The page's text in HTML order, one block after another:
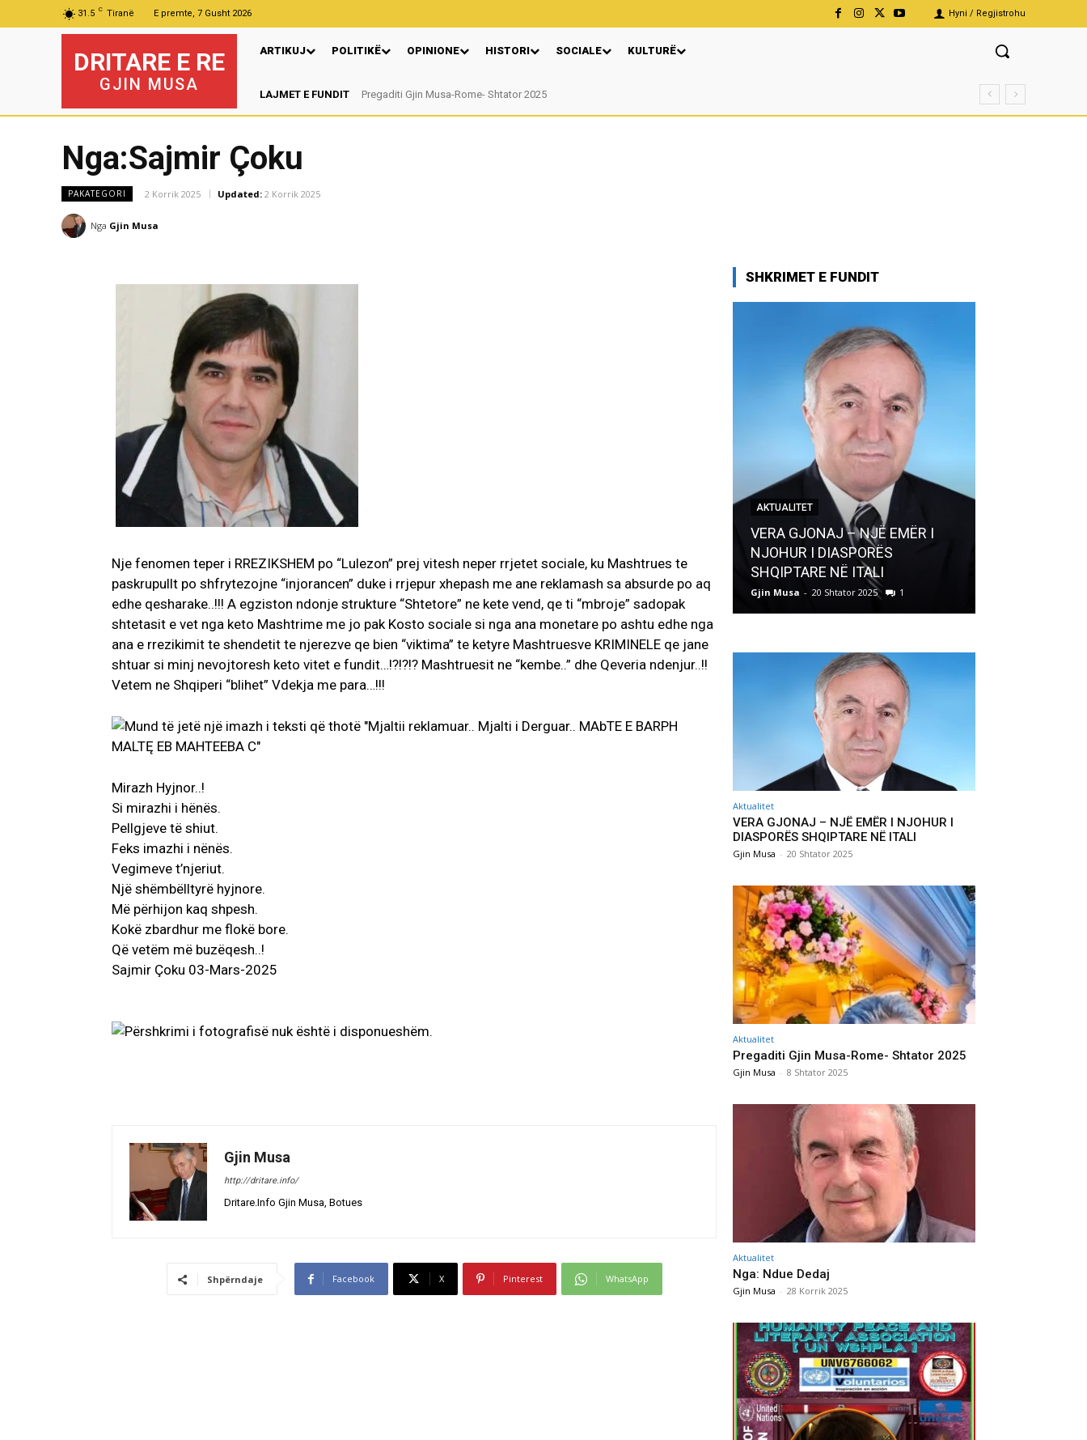
31.5 C Tiranë E premte, 7 Gusht 2026 Hyni / Regjistrohu
DRITARE E RE
GJIN MUSA
ARTIKUJ POLITIKË OPINIONE HISTORI SOCIALE KULTURË
LAJMET E FUNDIT Pregaditi Gjin Musa-Rome- Shtator 2025
Nga: Ndue Dedaj
Nga:Sajmir Çoku
PAKATEGORI 2 Korrik 2025 Updated: 2 Korrik 2025
Nga Gjin Musa
Nje fenomen teper i RREZIKSHEM po “Lulezon” prej vitesh neper rrjetet sociale, ku Mashtrues te
paskrupullt po shfrytezojne “injorancen” duke i rrjepur xhepash me ane reklamash sa absurde po aq
edhe qesharake..!!! A egziston ndonje strukture “Shtetore” ne kete vend, qe ti “mbroje” sadopak
shtetasit e vet nga keto Mashtrime me jo pak Kosto sociale si nga ana monetare po ashtu edhe nga
ana e rrezikimit te shendetit te njerezve qe bien “viktima” te ketyre Mashtruesve KRIMINELE qe jane
shtuar si minj nevojtoresh keto vitet e fundit…!?!?!? Mashtruesit ne “kembe..” dhe Qeveria ndenjur..!!
Vetem ne Shqiperi “blihet” Vdekja me para…!!!
Mirazh Hyjnor..!
Si mirazhi i hënës.
Pellgjeve të shiut.
Feks imazhi i nënës.
Vegimeve t’njeriut.
Një shëmbëlltyrë hyjnore.
Më përhijon kaq shpesh.
Kokë zbardhur me flokë bore.
Që vetëm më buzëqesh..!
Sajmir Çoku 03-Mars-2025
Gjin Musa
http://dritare.info/
Dritare.Info Gjin Musa, Botues
Shpërndaje Facebook X Pinterest WhatsApp
SHKRIMET E FUNDIT
AKTUALITET
VERA GJONAJ – NJË EMËR I
NJOHUR I DIASPORËS
SHQIPTARE NË ITALI
Gjin Musa - 20 Shtator 2025 1
Aktualitet
VERA GJONAJ – NJË EMËR I NJOHUR I
DIASPORËS SHQIPTARE NË ITALI
Gjin Musa - 20 Shtator 2025
Aktualitet
Pregaditi Gjin Musa-Rome- Shtator 2025
Gjin Musa - 8 Shtator 2025
Aktualitet
Nga: Ndue Dedaj
Gjin Musa - 28 Korrik 2025